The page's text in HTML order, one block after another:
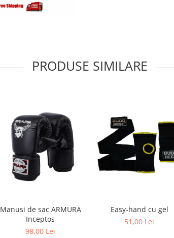
PRODUSE SIMILARE
Manusi de sac ARMURA
Inceptos
98,00 Lei
Easy-hand cu gel
51,00 Lei